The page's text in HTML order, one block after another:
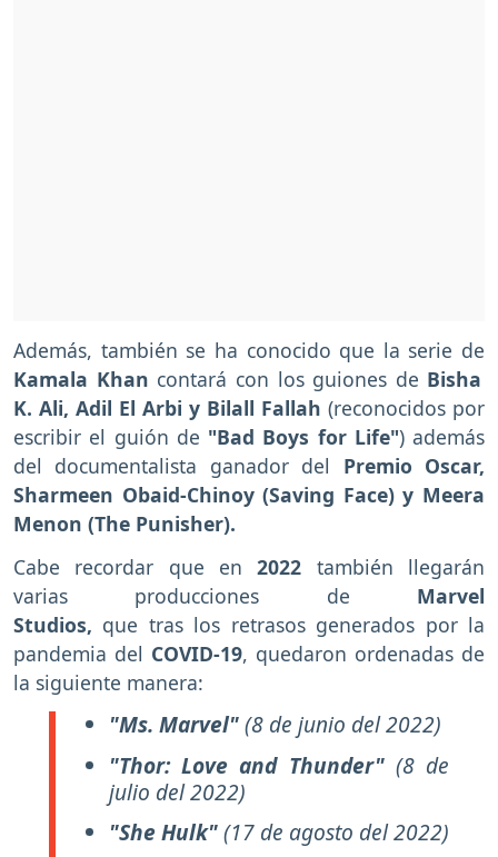
Además, también se ha conocido que la serie de
Kamala Khan contará con los guiones de Bisha
K. Ali, Adil El Arbi y Bilall Fallah (reconocidos por
escribir el guión de "Bad Boys for Life") además
del documentalista ganador del Premio Oscar,
Sharmeen Obaid-Chinoy (Saving Face) y Meera
Menon (The Punisher).
Cabe recordar que en2022 también llegarán
varias producciones de Marvel
Studios, que tras los retrasos generados por la
pandemia del COVID-19, quedaron ordenadas de
la siguiente manera:
"Ms. Marvel"(8 de junio del 2022)
"Thor: Love and Thunder" (8 de
julio del 2022)
"She Hulk"(17 de agosto del 2022)